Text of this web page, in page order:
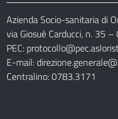
Azienda Socio-sanitaria di
via Giosuè Carducci, n. 35
PEC:
E-mail:
Centralino: 0783.3171